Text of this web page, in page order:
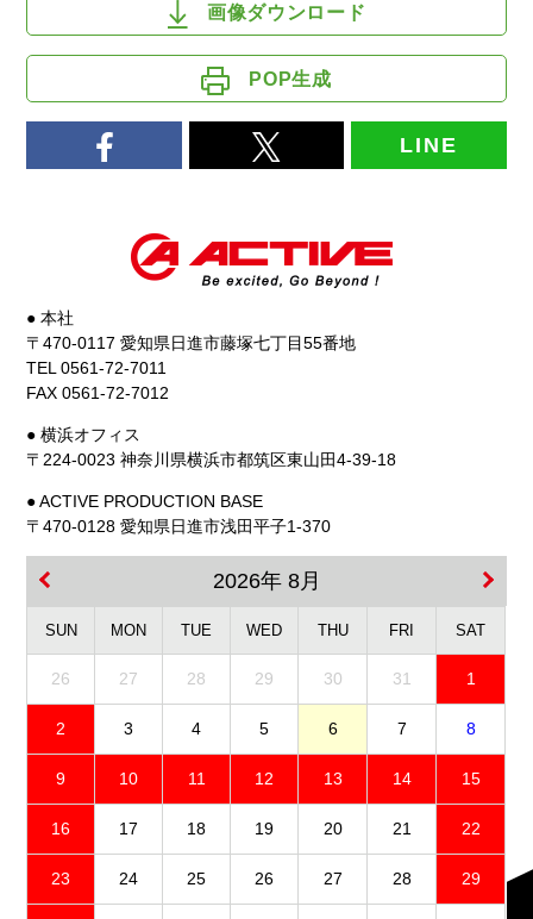
画像ダウンロード
POP生成
LINE
● 本社
〒470-0117 愛知県日進市藤塚七丁目55番地
TEL 0561-72-7011
FAX 0561-72-7012
● 横浜オフィス
〒224-0023 神奈川県横浜市都筑区東山田4-39-18
● ACTIVE PRODUCTION BASE
〒470-0128 愛知県日進市浅田平子1-370
2026年 8月
SUN MON TUE WED THU FRI SAT
26 27 28 29 30 31 1
2 3 4 5 6 7 8
9 10 11 12 13 14 15
16 17 18 19 20 21 22
23 24 25 26 27 28 29